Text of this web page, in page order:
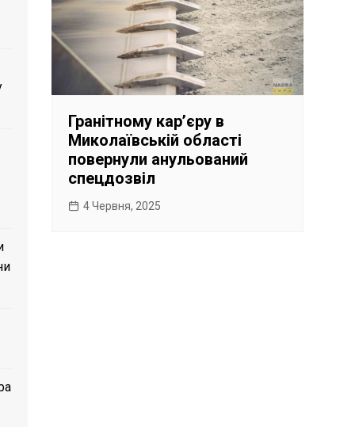
Гранітному карʼєру в
Миколаївській області
повернули анульований
спецдозвіл
4 Червня, 2025